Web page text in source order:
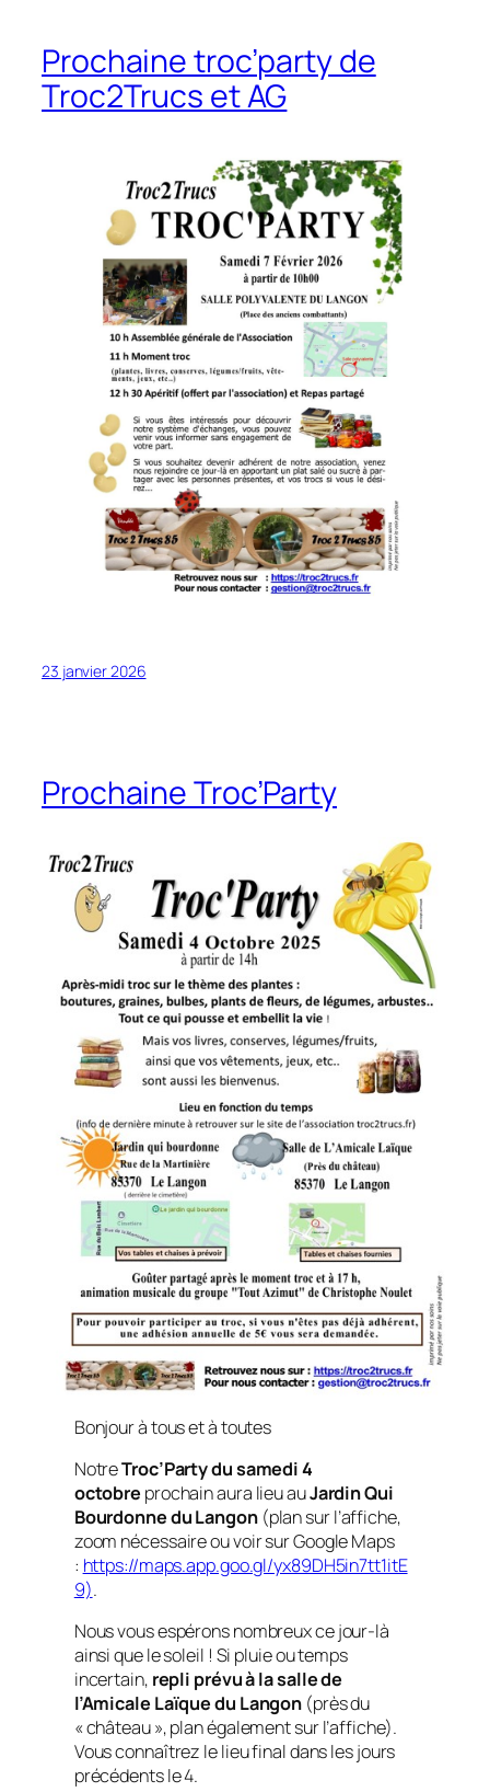
Prochaine troc’party de
Troc2Trucs et AG
23 janvier 2026
Prochaine Troc’Party
Bonjour à tous et à toutes
NotreTroc’Party du samedi 4
octobre prochain aura lieu auJardin Qui
Bourdonne du Langon(plan sur l’affiche,
zoom nécessaire ou voir sur Google Maps
: https://maps.app.goo.gl/yx89DH5in7tt1itE
9).
Nous vous espérons nombreux ce jour-là
ainsi que le soleil ! Si pluie ou temps
incertain, repli prévu à la salle de
l’Amicale Laïque du Langon (près du
« château », plan également sur l’affiche).
Vous connaîtrez le lieu final dans les jours
précédents le 4.